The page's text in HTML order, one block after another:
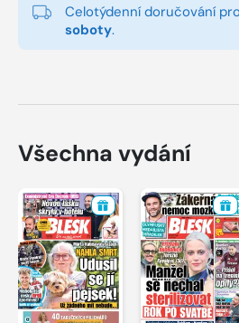
Celotýdenní doručování
soboty.
Všechna vydání